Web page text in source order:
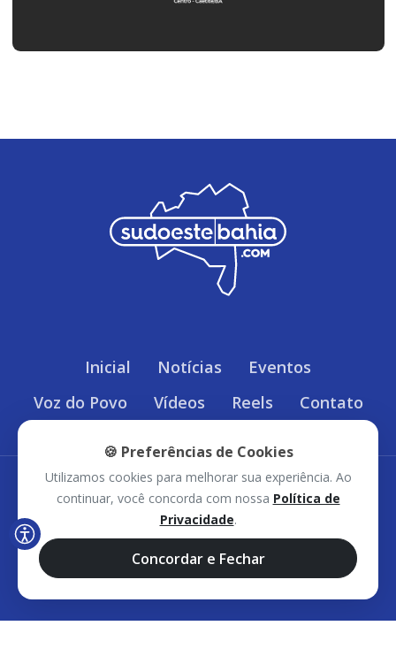
Inicial Notícias
Eventos
Voz do Povo
Vídeos Reels Contato
Política de Privacidade
Sudoeste Bahia © 2026 - Todos os direitos
reservados.
🍪 Preferências de Cookies
Utilizamos cookies para melhorar sua experiência. Ao
continuar, você concorda com nossa Política de
Privacidade.
Concordar e Fechar